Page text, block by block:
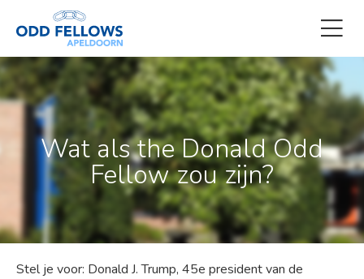
Wat als the Donald Odd
Fellow zou zijn?
Stel je voor: Donald J. Trump, 45e president van de